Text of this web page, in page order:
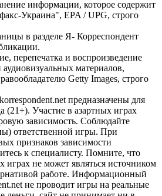
информации, которое содержит
Украина", EPA / UPG, строго
в разделе Я- Корреспондент
перепечатка и воспроизведение
материалов,
Getty Images, строго
предназначены для
(21+). Участие в азартных играх
зависимость. Соблюдайте
ответственной игры. При
признаков зависимости
к специалисту. Помните, что
играх не может являться источником
работе. Информационный
не проводит игры на реальные